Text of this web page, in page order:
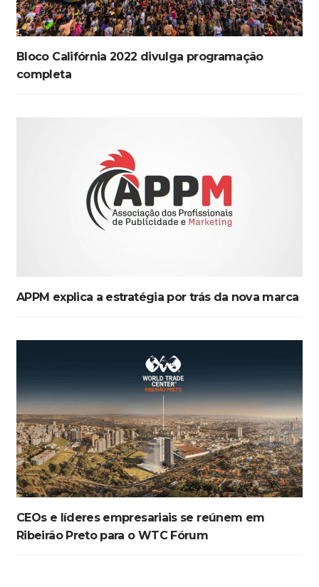
Bloco Califórnia 2022 divulga programação
completa
APPM explica a estratégia por trás da nova marca
CEOs e líderes empresariais se reúnem em
Ribeirão Preto para o WTC Fórum